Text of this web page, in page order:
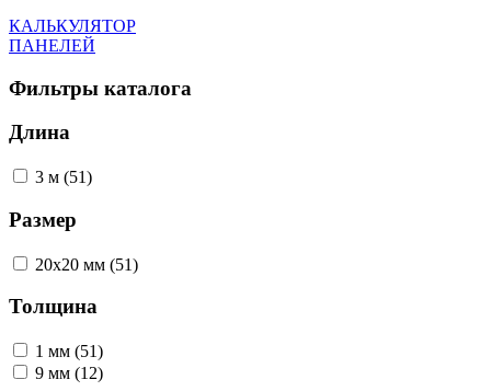
КАЛЬКУЛЯТОР
ПАНЕЛЕЙ
Фильтры каталога
Длина
3 м (51)
Размер
20х20 мм (51)
Толщина
1 мм (51)
9 мм (12)